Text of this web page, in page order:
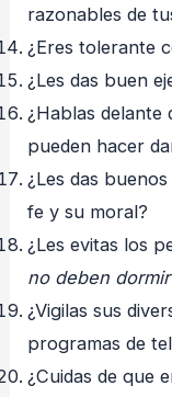
razonables de
¿Eres tolerante
¿Les das buen
¿Hablas delante
pueden hacer
¿Les das
fe y su moral?
¿Les evitas los
no deben
¿Vigilas sus
programas de
¿Cuidas de que